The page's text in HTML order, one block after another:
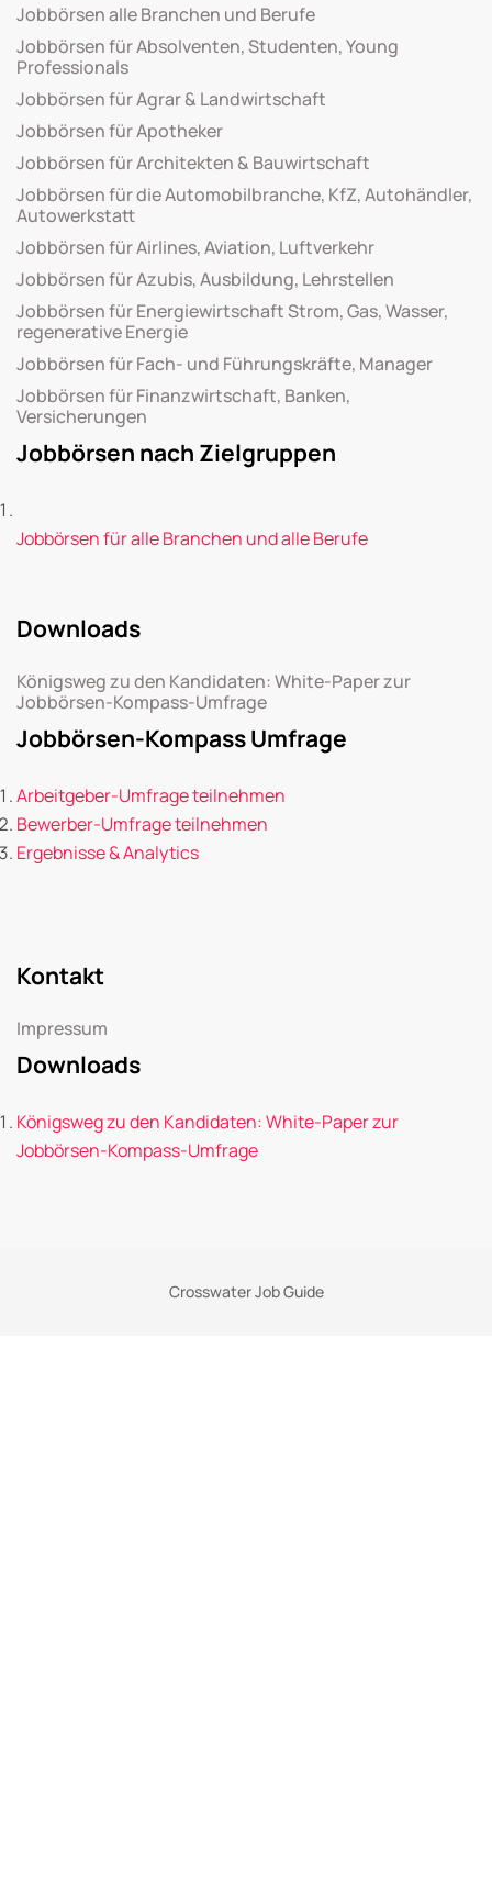
Jobbörsen alle Branchen und Berufe
Jobbörsen für Absolventen, Studenten, Young
Professionals
Jobbörsen für Agrar & Landwirtschaft
Jobbörsen für Apotheker
Jobbörsen für Architekten & Bauwirtschaft
Jobbörsen für die Automobilbranche, KfZ, Autohändler,
Autowerkstatt
Jobbörsen für Airlines, Aviation, Luftverkehr
Jobbörsen für Azubis, Ausbildung, Lehrstellen
Jobbörsen für Energiewirtschaft Strom, Gas, Wasser,
regenerative Energie
Jobbörsen für Fach- und Führungskräfte, Manager
Jobbörsen für Finanzwirtschaft, Banken,
Versicherungen
Jobbörsen nach Zielgruppen
Jobbörsen für alle Branchen und alle Berufe
Downloads
Königsweg zu den Kandidaten: White-Paper zur
Jobbörsen-Kompass-Umfrage
Jobbörsen-Kompass Umfrage
Arbeitgeber-Umfrage teilnehmen
Bewerber-Umfrage teilnehmen
Ergebnisse & Analytics
Kontakt
Impressum
Downloads
Königsweg zu den Kandidaten: White-Paper zur
Jobbörsen-Kompass-Umfrage
Crosswater Job Guide